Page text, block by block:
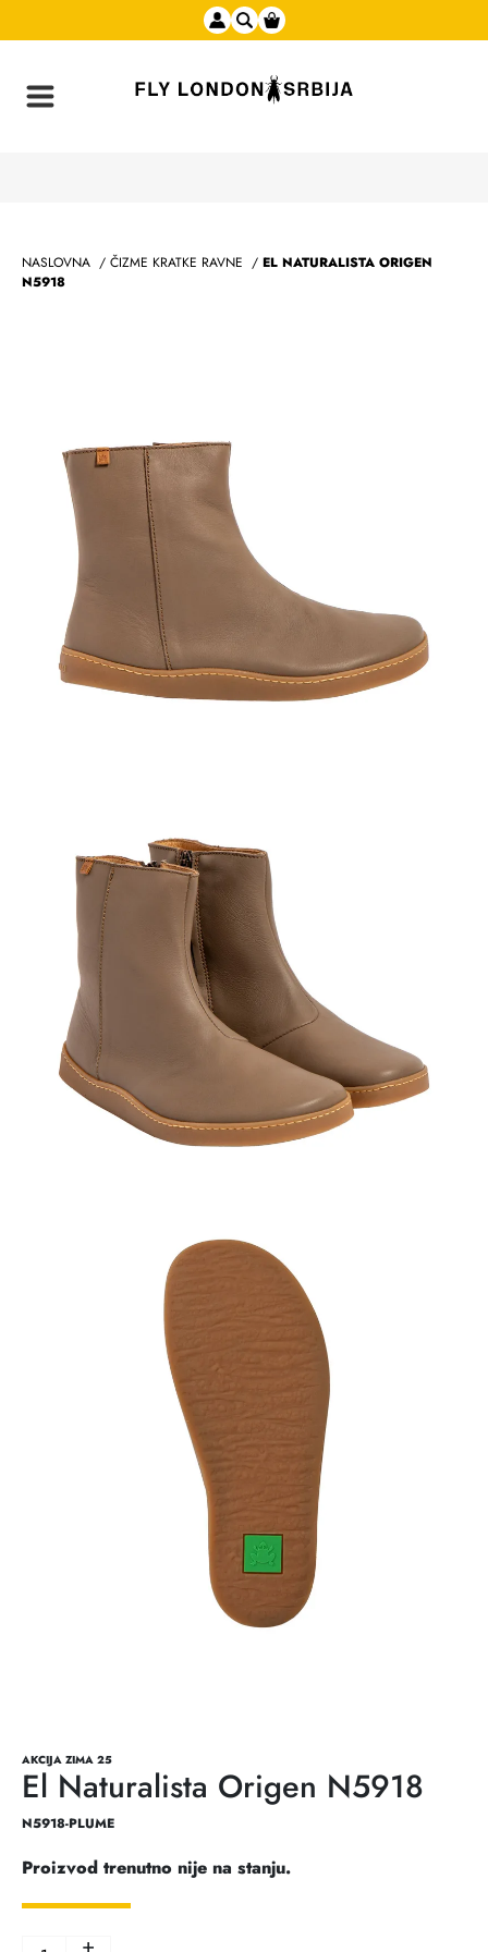
NASLOVNA / ČIZME KRATKE RAVNE / EL NATURALISTA ORIGEN
N5918
AKCIJA ZIMA 25
El Naturalista Origen N5918
N5918-PLUME
Proizvod trenutno nije na stanju.